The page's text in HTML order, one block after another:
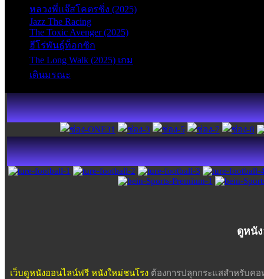
หลวงพี่แจ๊สโคตรซิ่ง (2025)
Jazz The Racing
The Toxic Avenger (2025)
ฮีโร่พันธุ์ท็อกซิก
The Long Walk (2025) เกม
เดินมรณะ
ดูหนั
เว็บดูหนังออนไลน์ฟรี หนังใหม่ชนโรง ต้องการปลุกกระแสสำหรับค